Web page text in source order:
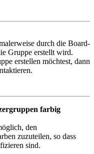
durch die Board-
Gruppe erstellt wird.
erstellen möchtest, dann
farbig
den
zuzuteilen, so dass
sind.